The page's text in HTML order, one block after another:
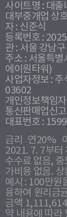
사이트명 : 대출
대부중개업 상
자 : 신준식
등록번호 :
관 : 서울 강남
주소 : 서울특별
에이원타워)
사업자정보 :
03602
개인정보책임
통신판매업신
대표번호 :
금리 연20%
2021. 7. 7부터
수수료 없음,
가비용 없음.
예시 : 100만원
용하여 원리금
금액
약 내용에 따라